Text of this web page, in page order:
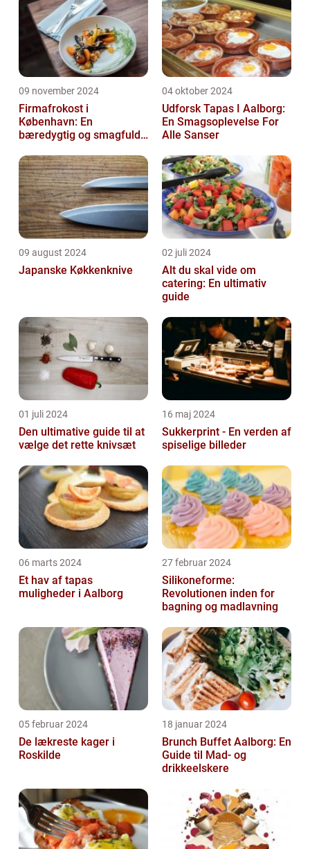
09 november 2024
Firmafrokost i
København: En
bæredygtig og smagfuld
04 oktober 2024
Udforsk Tapas I Aalborg:
En Smagsoplevelse For
Alle Sanser
09 august 2024
Japanske Køkkenknive
02 juli 2024
Alt du skal vide om
catering: En ultimativ
guide
01 juli 2024
Den ultimative guide til at
vælge det rette knivsæt
16 maj 2024
Sukkerprint - En verden af
spiselige billeder
06 marts 2024
Et hav af tapas
muligheder i Aalborg
27 februar 2024
Silikoneforme:
Revolutionen inden for
bagning og madlavning
05 februar 2024
De lækreste kager i
Roskilde
18 januar 2024
Brunch Buffet Aalborg: En
Guide til Mad- og
drikkeelskere